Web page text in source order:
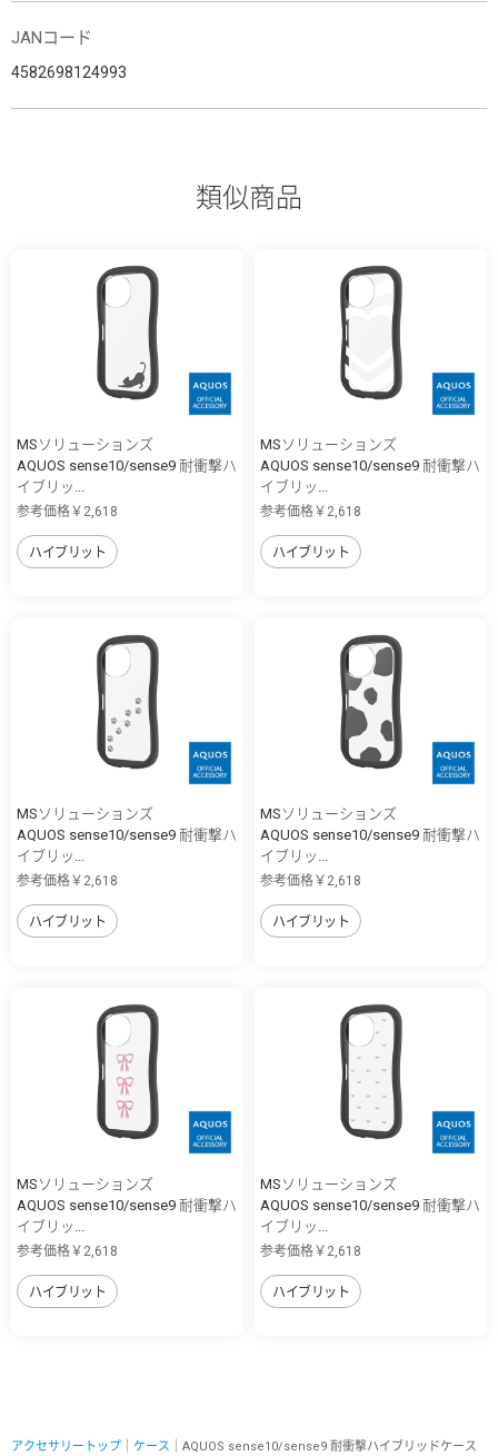
JANコード
4582698124993
類似商品
MSソリューションズ
AQUOS sense10/sense9 耐衝撃ハ
イブリッ...
参考価格￥2,618
ハイブリット
MSソリューションズ
AQUOS sense10/sense9 耐衝撃ハ
イブリッ...
参考価格￥2,618
ハイブリット
MSソリューションズ
AQUOS sense10/sense9 耐衝撃ハ
イブリッ...
参考価格￥2,618
ハイブリット
MSソリューションズ
AQUOS sense10/sense9 耐衝撃ハ
イブリッ...
参考価格￥2,618
ハイブリット
MSソリューションズ
AQUOS sense10/sense9 耐衝撃ハ
イブリッ...
参考価格￥2,618
ハイブリット
MSソリューションズ
AQUOS sense10/sense9 耐衝撃ハ
イブリッ...
参考価格￥2,618
ハイブリット
アクセサリートップ ケース ｜AQUOS sense10/sense9 耐衝撃ハイブリッドケース